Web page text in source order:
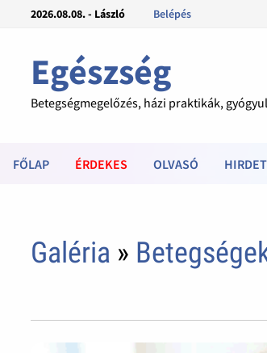
2026.08.08. - László Belépés
Egészség
Betegségmegelőzés, házi praktikák,
FŐLAP ÉRDEKES OLVASÓ
Galéria »